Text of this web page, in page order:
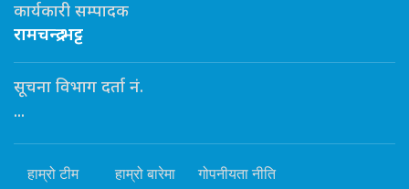
कार्यकारी सम्पादक
रामचन्द्र भट्ट
सूचना विभाग दर्ता नं.
...
हाम्रो टीम हाम्रो बारेमा गोपनीयता नीति